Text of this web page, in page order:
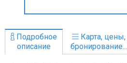
Подробное
описание
Карта, цены,
бронирование...
Мобильная связь
Галерея